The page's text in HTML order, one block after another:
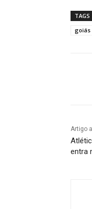
TAGS
goiás
Artigo
entra